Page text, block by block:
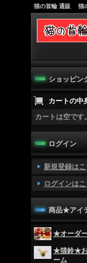
猫の首輪 通販 猫の
ショッピン
カートの中
カートは空です。
ログイン
新規登録はこ
ログインは
商品★アイ
★オーダ
★猫鈴★お
ーム